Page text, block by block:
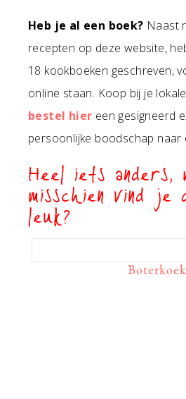
Heb je al een boek? Naast
recepten op deze website,
18 kookboeken geschreven,
online staan. Koop bij je
bestel hier een gesigneerd
persoonlijke boodschap naar
Heel iets anders,
misschien vind je
leuk?
Boterkoek